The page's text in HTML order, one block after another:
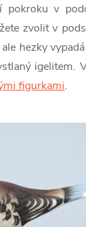
pokroku v
zvolit v
hezky
igelitem.
figurkami.